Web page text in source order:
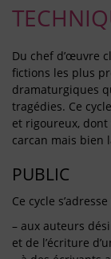
Du chef d’œuvre
fictions les plus
dramaturgiques
tragédies. Ce
et rigoureux, dont
carcan mais bien
PUBLIC
Ce cycle
– aux auteurs
et de l’écriture